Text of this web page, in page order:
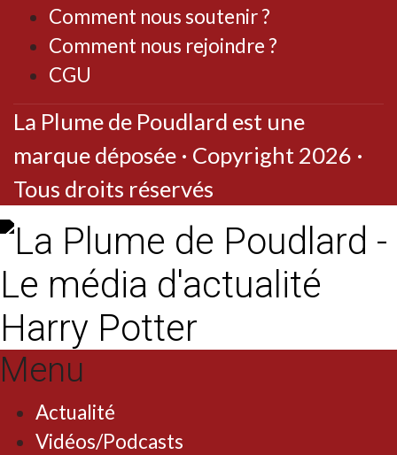
Comment nous soutenir ?
Comment nous rejoindre ?
CGU
La Plume de Poudlard est une
marque déposée · Copyright 2026 ·
Tous droits réservés
Menu
Actualité
Vidéos/Podcasts